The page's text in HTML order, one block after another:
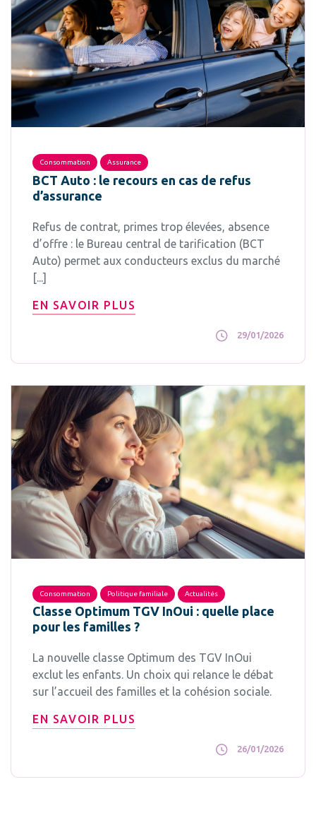
Consommation Assurance
BCT Auto : le recours en cas de refus
d’assurance
Refus de contrat, primes trop élevées, absence
d’offre : le Bureau central de tarification (BCT
Auto) permet aux conducteurs exclus du marché
[...]
EN SAVOIR PLUS
29/01/2026
Consommation Politique familiale Actualités
Classe Optimum TGV InOui : quelle place
pour les familles ?
La nouvelle classe Optimum des TGV InOui
exclut les enfants. Un choix qui relance le débat
sur l’accueil des familles et la cohésion sociale.
EN SAVOIR PLUS
26/01/2026